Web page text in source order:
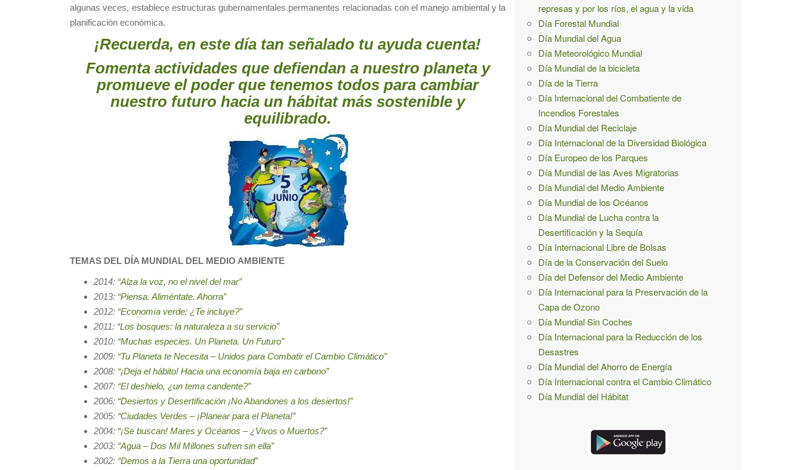
algunas veces, establece estructuras gubernamentales permanentes relacionadas con el manejo ambiental y la
planificación económica.
¡Recuerda, en este día tan señalado tu ayuda cuenta!
Fomenta actividades que defiendan a nuestro planeta y
promueve el poder que tenemos todos para cambiar
nuestro futuro hacia un hábitat más sostenible y
equilibrado.
TEMAS DEL DÍA MUNDIAL DEL MEDIO AMBIENTE
2014: “Alza la voz, no el nivel del mar”
2013: “Piensa. Aliméntate. Ahorra”
2012: “Economía verde: ¿Te incluye?”
2011: “Los bosques: la naturaleza a su servicio”
2010: “Muchas especies. Un Planeta. Un Futuro”
2009: “Tu Planeta te Necesita – Unidos para Combatir el Cambio Climático”
2008: “¡Deja el hábito! Hacia una economía baja en carbono”
2007: “El deshielo, ¿un tema candente?”
2006: “Desiertos y Desertificación ¡No Abandones a los desiertos!”
2005: “Ciudades Verdes – ¡Planear para el Planeta!”
2004: “¡Se buscan! Mares y Océanos – ¿Vivos o Muertos?”
2003: “Agua – Dos Mil Millones sufren sin ella”
2002: “Demos a la Tierra una oportunidad”
represas y por los ríos, el agua y la vida
Día Forestal Mundial
Día Mundial del Agua
Día Meteorológico Mundial
Día Mundial de la bicicleta
Día de la Tierra
Día Internacional del Combatiente de
Incendios Forestales
Día Mundial del Reciclaje
Día Internacional de la Diversidad Biológica
Día Europeo de los Parques
Día Mundial de las Aves Migratorias
Día Mundial del Medio Ambiente
Día Mundial de los Océanos
Día Mundial de Lucha contra la
Desertificación y la Sequía
Día Internacional Libre de Bolsas
Día de la Conservación del Suelo
Día del Defensor del Medio Ambiente
Día Internacional para la Preservación de la
Capa de Ozono
Día Mundial Sin Coches
Día Internacional para la Reducción de los
Desastres
Día Mundial del Ahorro de Energía
Día Internacional contra el Cambio Climático
Día Mundial del Hábitat